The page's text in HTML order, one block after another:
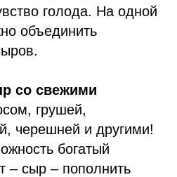
голода. На одной
объединить
со свежими
грушей,
черешней и другими!
богатый
– сыр – пополнить